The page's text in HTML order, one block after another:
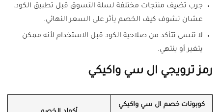
جرب تضيف منتجات مختلفة لسلة التسوق قبل تطبيق الكود،
عشان تشوف كيف الخصم يأثر على السعر النهائي.
لا تنسى تتأكد من صلاحية الكود قبل الاستخدام لأنه ممكن
يتغير أو ينتهي.
رمز ترويجي ال سي واكيكي
كوبونات خصم ال سي واكيكي